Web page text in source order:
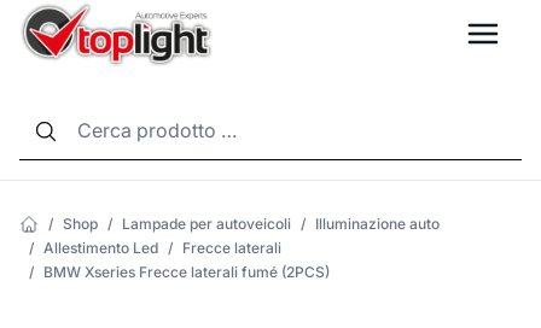
/ Shop / Lampade per autoveicoli / Illuminazione auto
/ Allestimento Led / Frecce laterali
/ BMW Xseries Frecce laterali fumé (2PCS)